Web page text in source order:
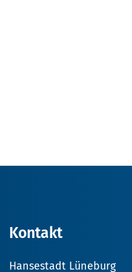
Kontakt
Hansestadt Lüneburg